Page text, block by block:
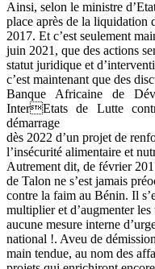
Ainsi, selon le ministre
place après de la
2017. Et c’est seulement
juin 2021, que des actions
statut juridique et
c’est maintenant que des
Banque Africaine de
InterEtats de Lutte
démarrage
dès 2022 d’un projet de
l’insécurité alimentaire et
Autrement dit, de février
de Talon ne s’est jamais
contre la faim au Bénin. Il
multiplier et d’augmenter
aucune mesure interne
national !. Aveu de
main tendue, au nom des